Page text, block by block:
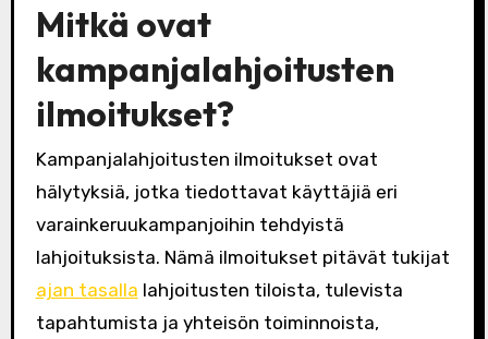
Mitkä ovat
kampanjalahjoitusten
ilmoitukset?
Kampanjalahjoitusten ilmoitukset ovat
hälytyksiä, jotka tiedottavat käyttäjiä eri
varainkeruukampanjoihin tehdyistä
lahjoituksista. Nämä ilmoitukset pitävät tukijat
ajan tasalla lahjoitusten tiloista, tulevista
tapahtumista ja yhteisön toiminnoista,